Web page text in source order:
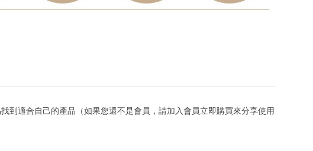
到適合自己的產品（如果您還不是會員，請加入會員立即購買來分享使用